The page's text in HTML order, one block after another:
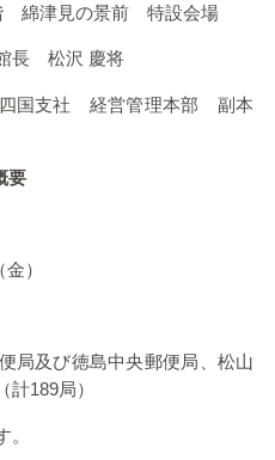
綿津見の景前 特設会場
長 松沢 慶将
国支社 経営管理本部 副本
要
）
局及び徳島中央郵便局、松山
計189局）